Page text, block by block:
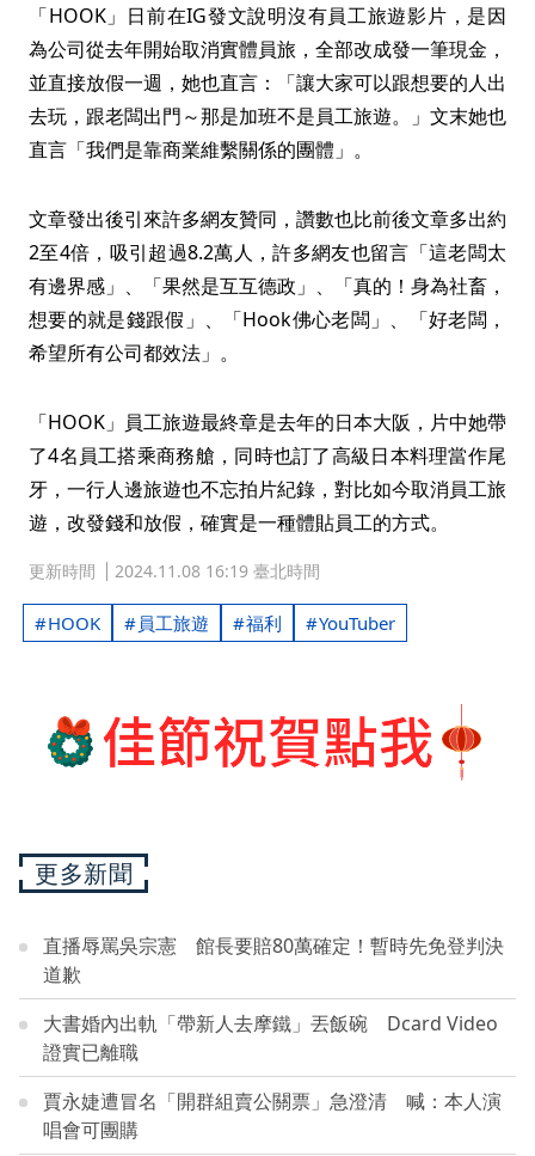
「HOOK」日前在IG發文說明沒有員工旅遊影片，是因
為公司從去年開始取消實體員旅，全部改成發一筆現金，
並直接放假一週，她也直言：「讓大家可以跟想要的人出
去玩，跟老闆出門～那是加班不是員工旅遊。」文末她也
直言「我們是靠商業維繫關係的團體」。
文章發出後引來許多網友贊同，讚數也比前後文章多出約
2至4倍，吸引超過8.2萬人，許多網友也留言「這老闆太
有邊界感」、「果然是互互德政」、「真的！身為社畜，
想要的就是錢跟假」、「Hook佛心老闆」、「好老闆，
希望所有公司都效法」。
「HOOK」員工旅遊最終章是去年的日本大阪，片中她帶
了4名員工搭乘商務艙，同時也訂了高級日本料理當作尾
牙，一行人邊旅遊也不忘拍片紀錄，對比如今取消員工旅
遊，改發錢和放假，確實是一種體貼員工的方式。
更新時間 2024.11.08 16:19 臺北時間
HOOK 員工旅遊 福利 YouTuber
更多新聞
直播辱罵吳宗憲 館長要賠80萬確定！暫時先免登判決
道歉
大書婚內出軌「帶新人去摩鐵」丟飯碗 Dcard Video
證實已離職
賈永婕遭冒名「開群組賣公關票」急澄清 喊：本人演
唱會可團購